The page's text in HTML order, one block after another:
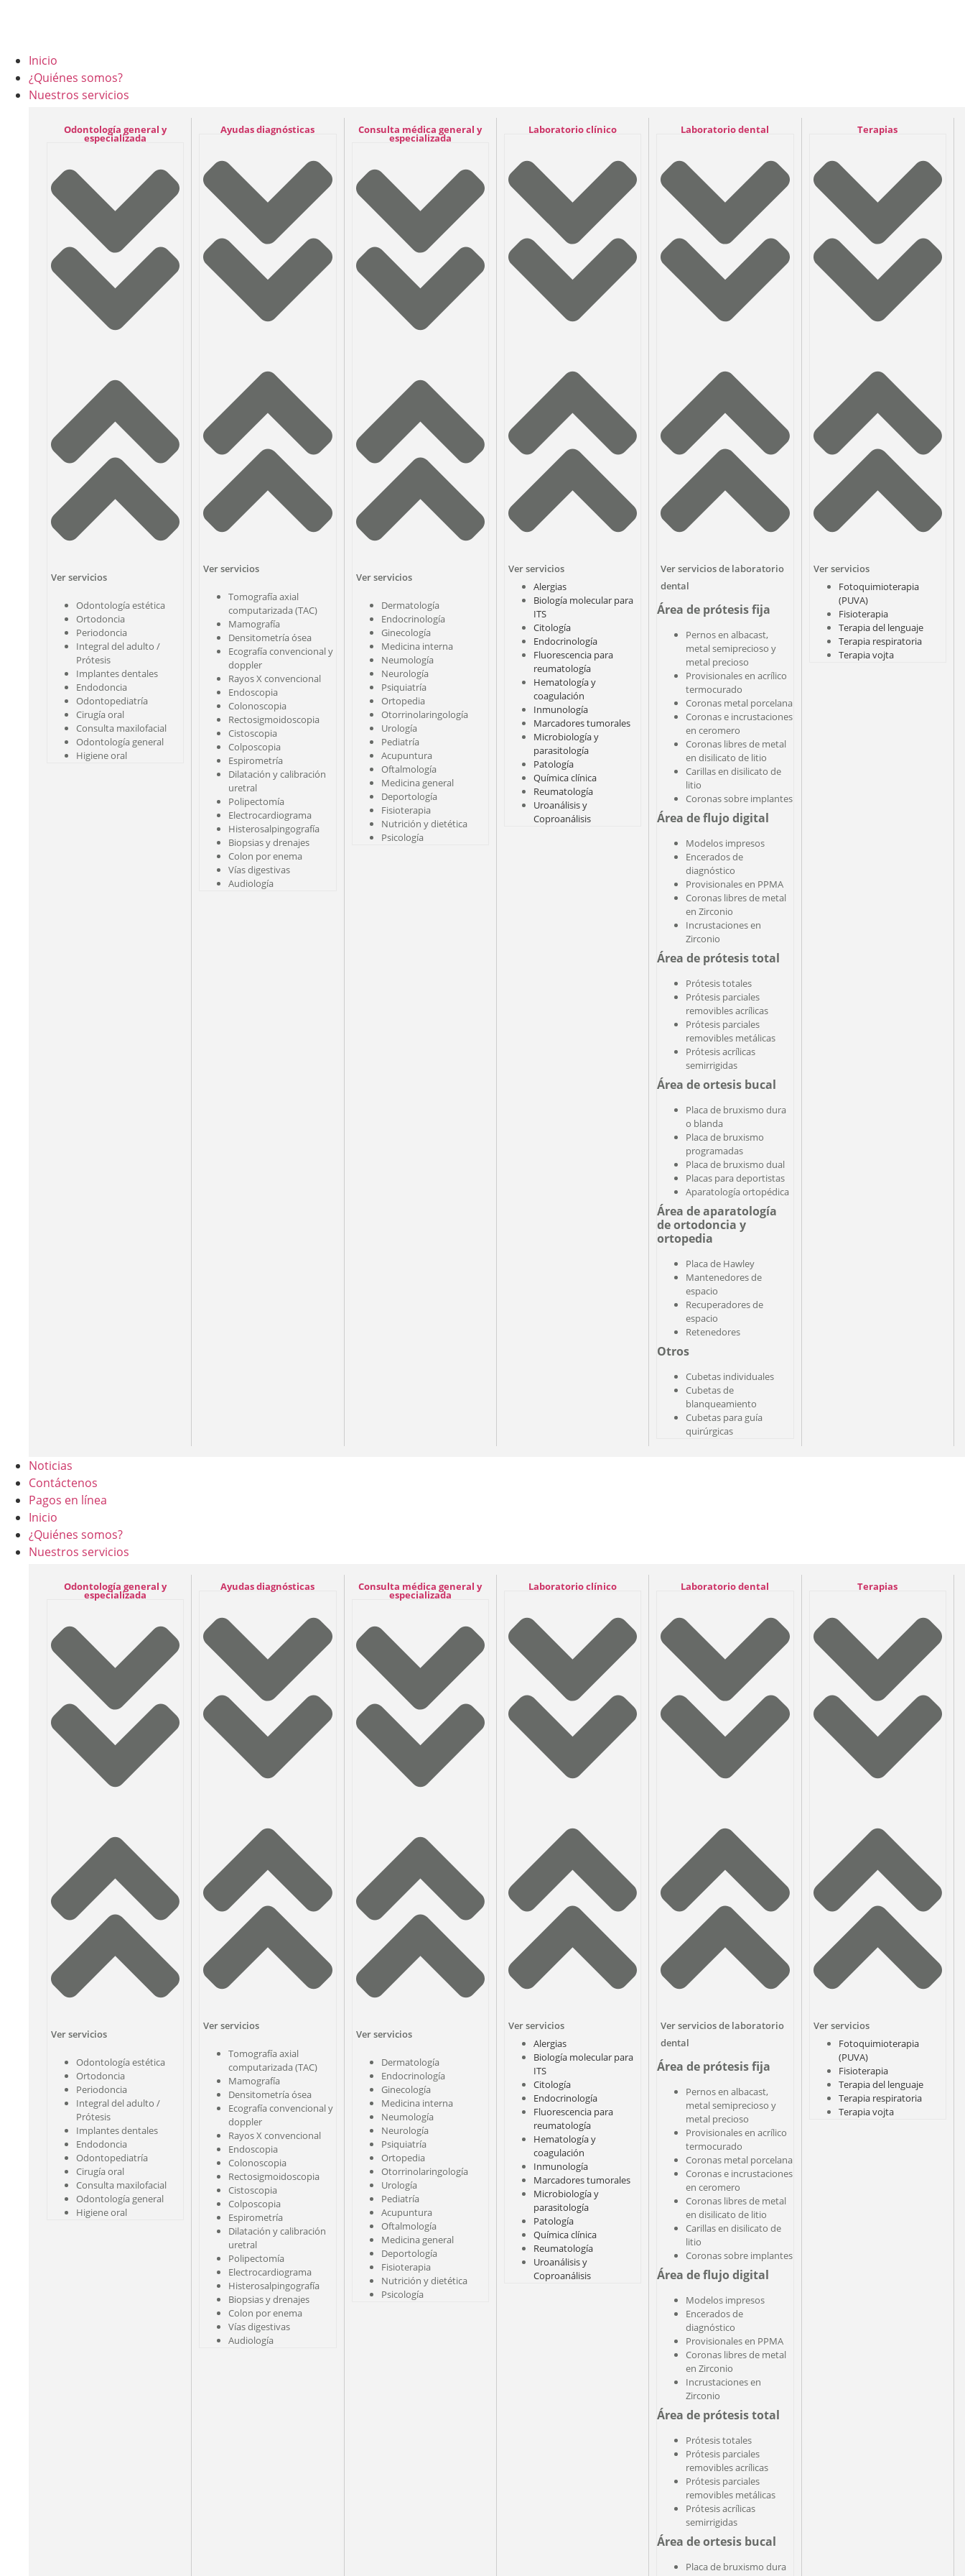
Inicio
¿Quiénes somos?
Nuestros servicios
Odontología general y
especializada
Ver servicios
Odontología estética
Ortodoncia
Periodoncia
Integral del adulto /
Prótesis
Implantes dentales
Endodoncia
Odontopediatría
Cirugía oral
Consulta maxilofacial
Odontología general
Higiene oral
Ayudas diagnósticas
Ver servicios
Tomografía axial
computarizada (TAC)
Mamografía
Densitometría ósea
Ecografía convencional y
doppler
Rayos X convencional
Endoscopia
Colonoscopia
Rectosigmoidoscopia
Cistoscopia
Colposcopia
Espirometría
Dilatación y calibración
uretral
Polipectomía
Electrocardiograma
Histerosalpingografía
Biopsias y drenajes
Colon por enema
Vías digestivas
Audiología
Consulta médica general y
especializada
Ver servicios
Dermatología
Endocrinología
Ginecología
Medicina interna
Neumología
Neurología
Psiquiatría
Ortopedia
Otorrinolaringología
Urología
Pediatría
Acupuntura
Oftalmología
Medicina general
Deportología
Fisioterapia
Nutrición y dietética
Psicología
Laboratorio clínico
Ver servicios
Alergias
Biología molecular para
ITS
Citología
Endocrinología
Fluorescencia para
reumatología
Hematología y
coagulación
Inmunología
Marcadores tumorales
Microbiología y
parasitología
Patología
Química clínica
Reumatología
Uroanálisis y
Coproanálisis
Laboratorio dental
Ver servicios de laboratorio
dental
Área de prótesis fija
Pernos en albacast,
metal semiprecioso y
metal precioso
Provisionales en acrílico
termocurado
Coronas metal porcelana
Coronas e incrustaciones
en ceromero
Coronas libres de metal
en disilicato de litio
Carillas en disilicato de
litio
Coronas sobre implantes
Área de flujo digital
Modelos impresos
Encerados de
diagnóstico
Provisionales en PPMA
Coronas libres de metal
en Zirconio
Incrustaciones en
Zirconio
Área de prótesis total
Prótesis totales
Prótesis parciales
removibles acrílicas
Prótesis parciales
removibles metálicas
Prótesis acrílicas
semirrigidas
Área de ortesis bucal
Placa de bruxismo dura
o blanda
Placa de bruxismo
programadas
Placa de bruxismo dual
Placas para deportistas
Aparatología ortopédica
Área de aparatología
de ortodoncia y
ortopedia
Placa de Hawley
Mantenedores de
espacio
Recuperadores de
espacio
Retenedores
Otros
Cubetas individuales
Cubetas de
blanqueamiento
Cubetas para guía
quirúrgicas
Terapias
Ver servicios
Fotoquimioterapia
(PUVA)
Fisioterapia
Terapia del lenguaje
Terapia respiratoria
Terapia vojta
Noticias
Contáctenos
Pagos en línea
Inicio
¿Quiénes somos?
Nuestros servicios
Odontología general y
especializada
Ver servicios
Odontología estética
Ortodoncia
Periodoncia
Integral del adulto /
Prótesis
Implantes dentales
Endodoncia
Odontopediatría
Cirugía oral
Consulta maxilofacial
Odontología general
Higiene oral
Ayudas diagnósticas
Ver servicios
Tomografía axial
computarizada (TAC)
Mamografía
Densitometría ósea
Ecografía convencional y
doppler
Rayos X convencional
Endoscopia
Colonoscopia
Rectosigmoidoscopia
Cistoscopia
Colposcopia
Espirometría
Dilatación y calibración
uretral
Polipectomía
Electrocardiograma
Histerosalpingografía
Biopsias y drenajes
Colon por enema
Vías digestivas
Audiología
Consulta médica general y
especializada
Ver servicios
Dermatología
Endocrinología
Ginecología
Medicina interna
Neumología
Neurología
Psiquiatría
Ortopedia
Otorrinolaringología
Urología
Pediatría
Acupuntura
Oftalmología
Medicina general
Deportología
Fisioterapia
Nutrición y dietética
Psicología
Laboratorio clínico
Ver servicios
Alergias
Biología molecular para
ITS
Citología
Endocrinología
Fluorescencia para
reumatología
Hematología y
coagulación
Inmunología
Marcadores tumorales
Microbiología y
parasitología
Patología
Química clínica
Reumatología
Uroanálisis y
Coproanálisis
Laboratorio dental
Ver servicios de laboratorio
dental
Área de prótesis fija
Pernos en albacast,
metal semiprecioso y
metal precioso
Provisionales en acrílico
termocurado
Coronas metal porcelana
Coronas e incrustaciones
en ceromero
Coronas libres de metal
en disilicato de litio
Carillas en disilicato de
litio
Coronas sobre implantes
Área de flujo digital
Modelos impresos
Encerados de
diagnóstico
Provisionales en PPMA
Coronas libres de metal
en Zirconio
Incrustaciones en
Zirconio
Área de prótesis total
Prótesis totales
Prótesis parciales
removibles acrílicas
Prótesis parciales
removibles metálicas
Prótesis acrílicas
semirrigidas
Área de ortesis bucal
Placa de bruxismo dura
Terapias
Ver servicios
Fotoquimioterapia
(PUVA)
Fisioterapia
Terapia del lenguaje
Terapia respiratoria
Terapia vojta